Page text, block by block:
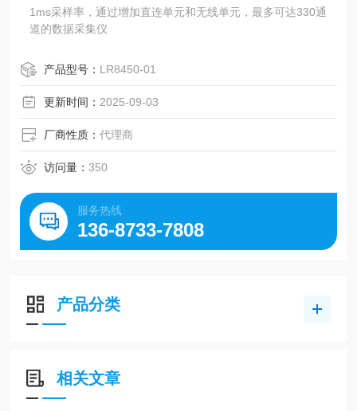
1ms采样率，通过增加直连单元和无线单元，最多可达330通
道的数据采集仪
产品型号： LR8450-01
更新时间： 2025-09-03
厂商性质：代理商
访问量：350
服务热线
136-8733-7808
产品分类
相关文章